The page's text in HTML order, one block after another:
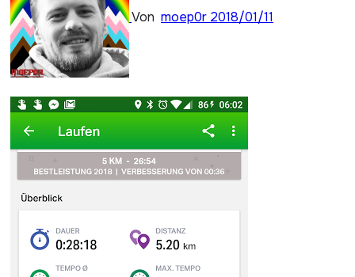
Von moep0r 2018/01/11